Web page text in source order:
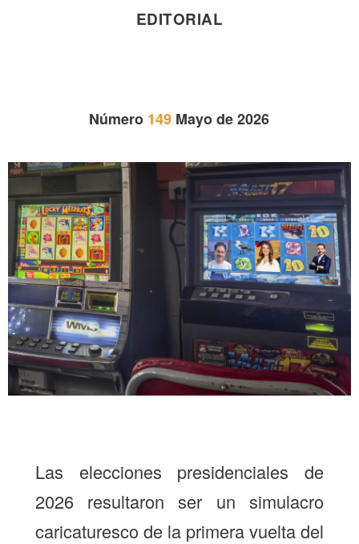
EDITORIAL
Número 149 Mayo de 2026
Las elecciones presidenciales de
2026 resultaron ser un simulacro
caricaturesco de la primera vuelta del